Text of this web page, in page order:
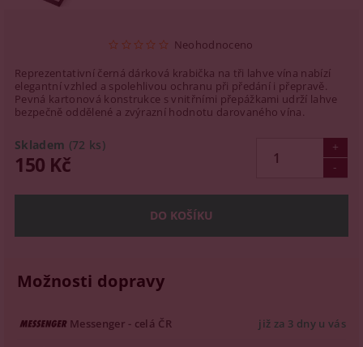
Neohodnoceno
Reprezentativní černá dárková krabička na tři lahve vína nabízí
elegantní vzhled a spolehlivou ochranu při předání i přepravě.
Pevná kartonová konstrukce s vnitřními přepážkami udrží lahve
bezpečně oddělené a zvýrazní hodnotu darovaného vína.
Skladem (72 ks)
150 Kč
Možnosti dopravy
Messenger - celá ČR již za 3 dny u vás